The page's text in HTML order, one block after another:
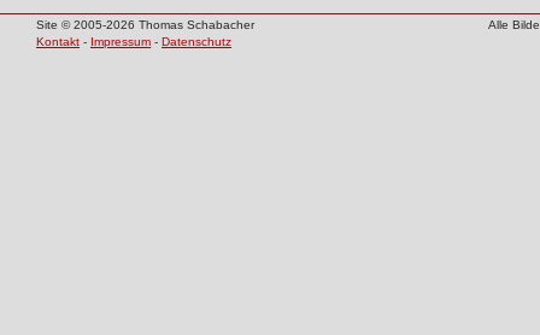
Site © 2005-2026 Thomas Schabacher
Alle
Kontakt - Impressum - Datenschutz